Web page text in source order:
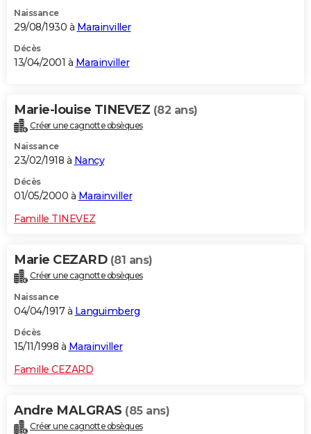
Naissance
29/08/1930 à Marainviller
Décès
13/04/2001 à Marainviller
Marie-louise TINEVEZ (82 ans)
Créer une cagnotte obsèques
Naissance
23/02/1918 à Nancy
Décès
01/05/2000 à Marainviller
Famille TINEVEZ
Marie CEZARD (81 ans)
Créer une cagnotte obsèques
Naissance
04/04/1917 à Languimberg
Décès
15/11/1998 à Marainviller
Famille CEZARD
Andre MALGRAS (85 ans)
Créer une cagnotte obsèques